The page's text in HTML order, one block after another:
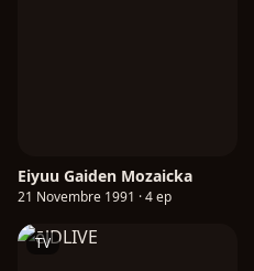
Eiyuu Gaiden Mozaicka
21 Novembre 1991 · 4 ep
TV